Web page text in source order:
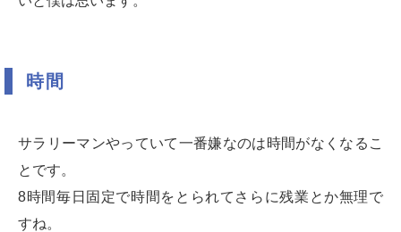
時間
サラリーマンやっていて一番嫌なのは時間がなくなるこ
とです。
8時間毎日固定で時間をとられてさらに残業とか無理で
すね。